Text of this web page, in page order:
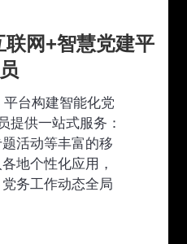
网+智慧党建平
台构建智能化党
提供一站式服务：
活动等丰富的移
地个性化应用，
务工作动态全局